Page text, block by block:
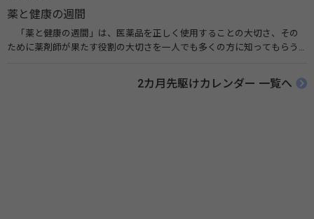
薬と健康の週間
「薬と健康の週間」は、医薬品を正しく使用することの大切さ、その
ために薬剤師が果たす役割の大切さを一人でも多くの方に知ってもらう
伝えたい！薬との付き合い方」（保健指導リソースガイド）
2カ月先駆けカレンダー 一覧へ